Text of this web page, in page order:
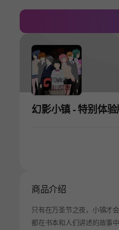
幻影小镇 - 特别体
商品介绍
只有在万圣节之夜，小镇才
都在书本和人们讲述的故事